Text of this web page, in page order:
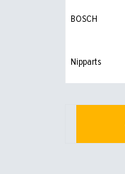
BOSCH
Nipparts